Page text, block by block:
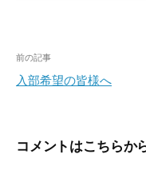
投
稿
ゲ
前の記事
入部希望の皆様へ
コメントはこちらか